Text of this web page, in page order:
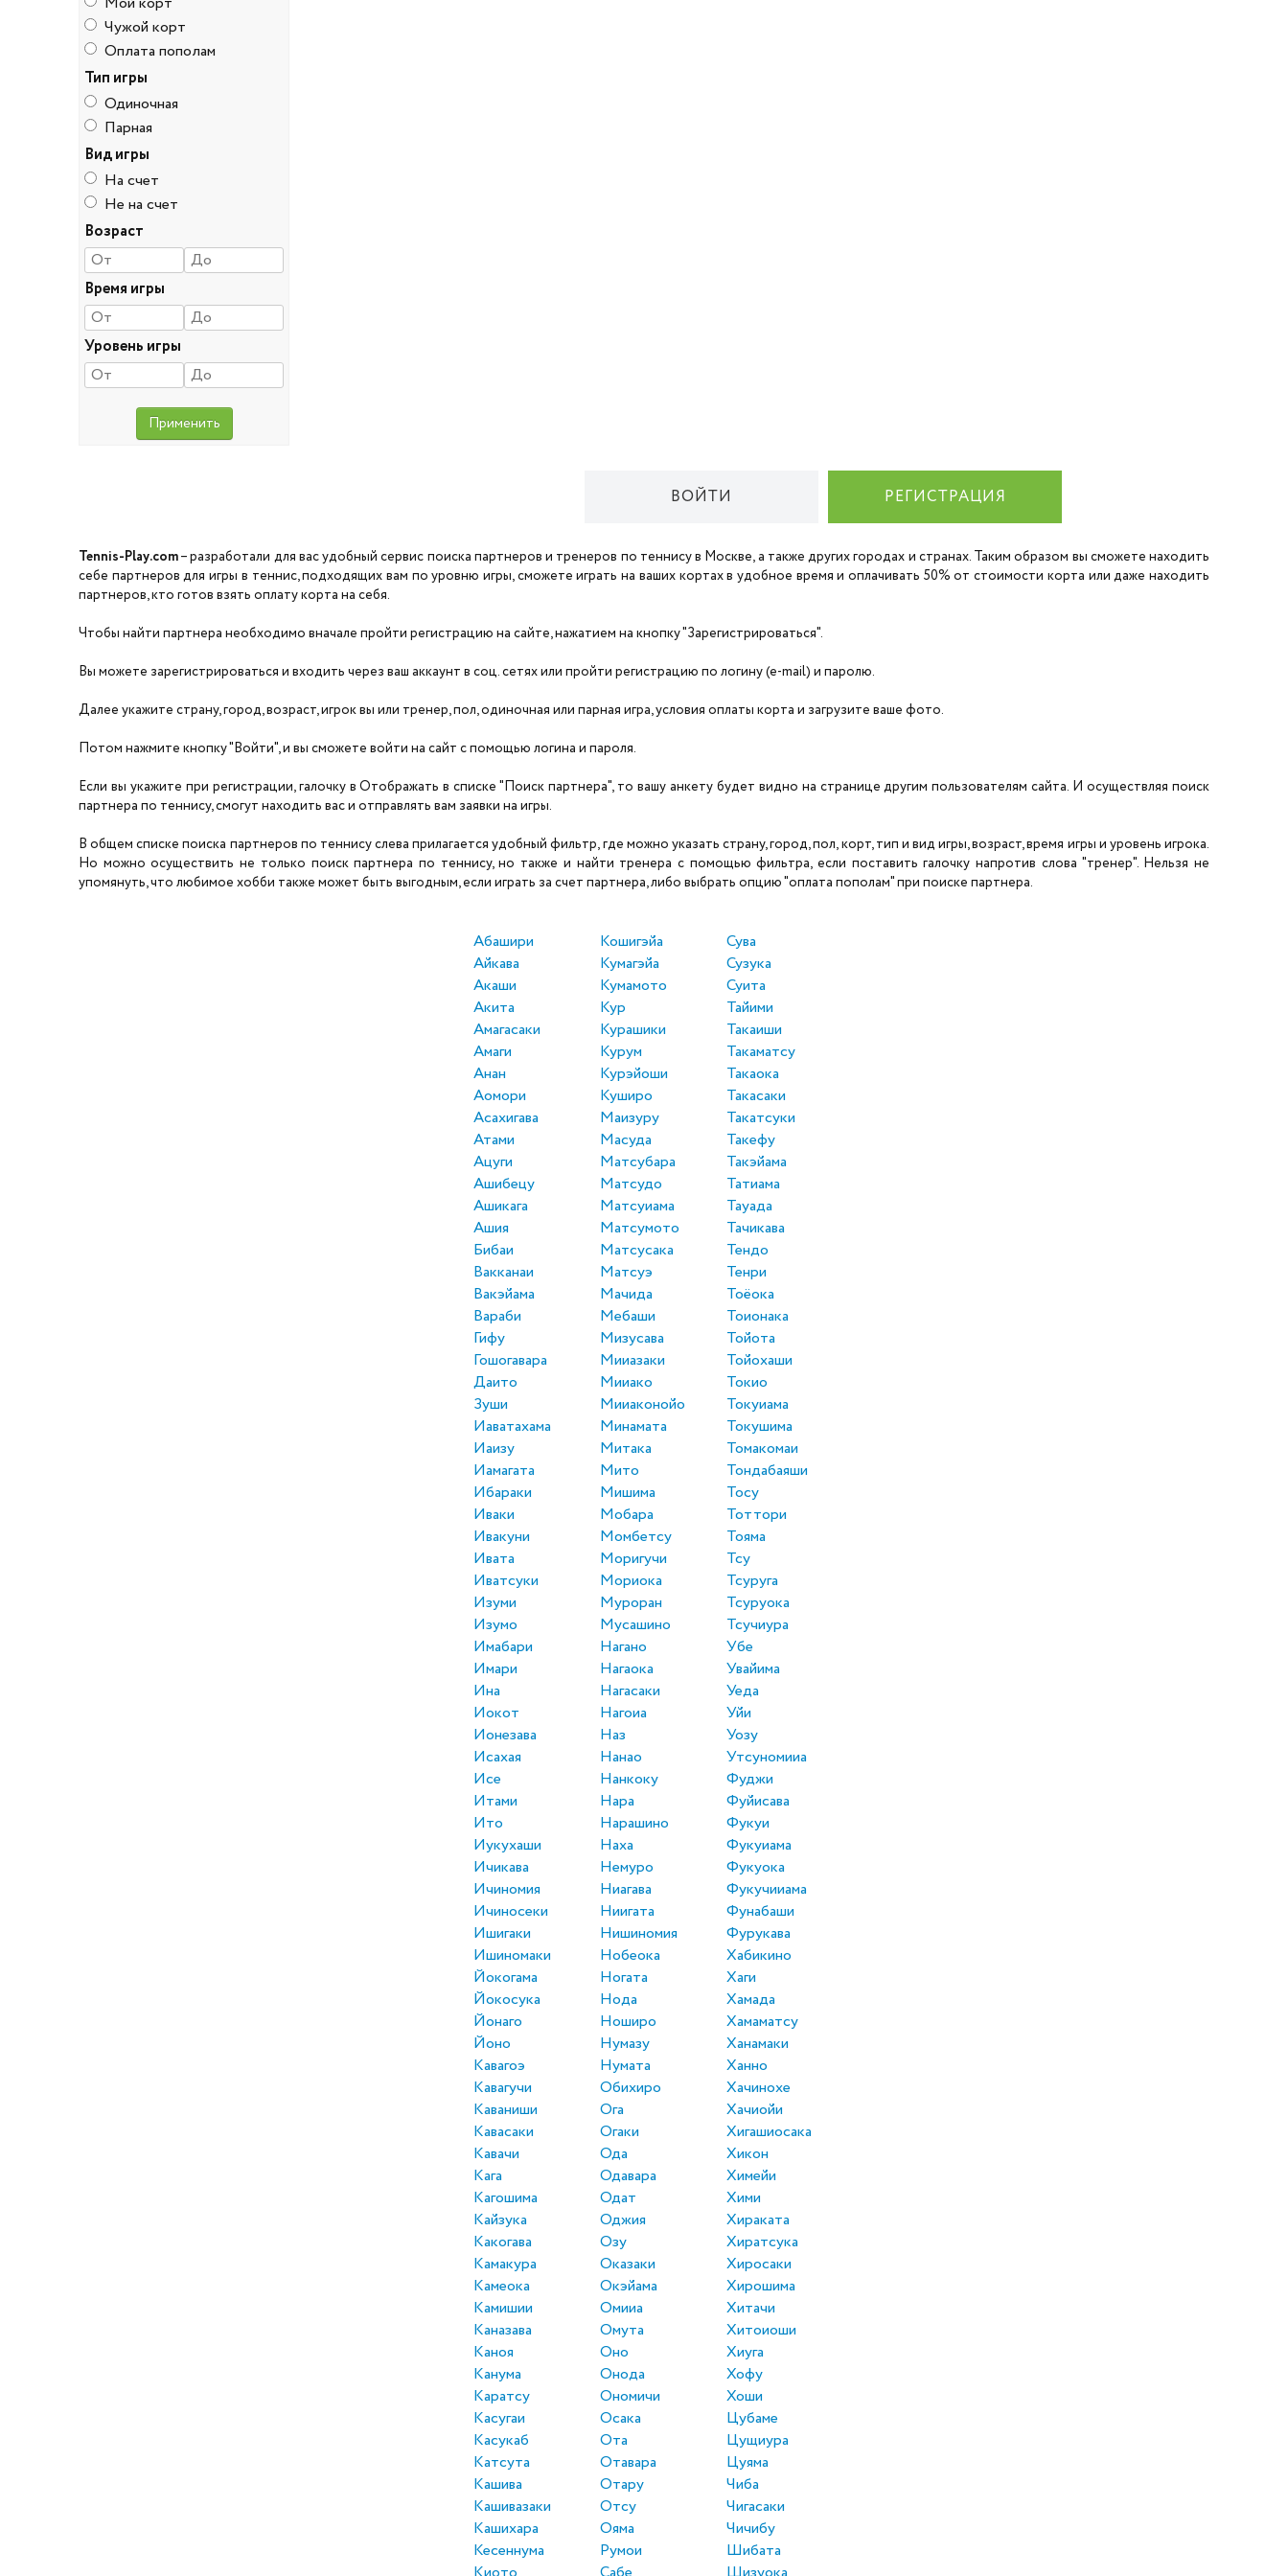
Чужой корт
Оплата пополам
Тип игры
Одиночная
Парная
Вид игры
На счет
Не на счет
Возраст
Время игры
Уровень игры
РЕГИСТРАЦИЯ
ВОЙТИ
Tennis-Play.com– разработали для вас удобный сервис поиска партнеров и тренеров по теннису в Москве, а также других городах и странах. Таким образом вы сможете находить
себе партнеров для игры в теннис, подходящих вам по уровню игры, сможете играть на ваших кортах в удобное время и оплачивать 50% от стоимости корта или даже находить
партнеров, кто готов взять оплату корта на себя.
Чтобы найти партнера необходимо вначале пройти регистрацию на сайте, нажатием на кнопку "Зарегистрироваться".
Вы можете зарегистрироваться и входить через ваш аккаунт в соц. сетях или пройти регистрацию по логину (e-mail) и паролю.
Далее укажите страну, город, возраст, игрок вы или тренер, пол, одиночная или парная игра, условия оплаты корта и загрузите ваше фото.
Потом нажмите кнопку "Войти", и вы сможете войти на сайт с помощью логина и пароля.
Если вы укажите при регистрации, галочку в Отображать в списке "Поиск партнера", то вашу анкету будет видно на странице другим пользователям сайта. И осуществляя поиск
партнера по теннису, смогут находить вас и отправлять вам заявки на игры.
В общем списке поиска партнеров по теннису слева прилагается удобный фильтр, где можно указать страну, город, пол, корт, тип и вид игры, возраст, время игры и уровень игрока.
Но можно осуществить не только поиск партнера по теннису, но также и найти тренера с помощью фильтра, если поставить галочку напротив слова "тренер". Нельзя не
упомянуть, что любимое хобби также может быть выгодным, если играть за счет партнера, либо выбрать опцию "оплата пополам" при поиске партнера.
Абашири
Айкава
Акаши
Акита
Амагасаки
Амаги
Анан
Аомори
Асахигава
Атами
Ацуги
Ашибецу
Ашикага
Ашия
Бибаи
Вакканаи
Вакэйама
Вараби
Гифу
Гошогавара
Даито
Зуши
Иаватахама
Иаизу
Иамагата
Ибараки
Иваки
Ивакуни
Ивата
Иватсуки
Изуми
Изумо
Имабари
Имари
Ина
Иокот
Ионезава
Исахая
Исе
Итами
Ито
Иукухаши
Ичикава
Ичиномия
Ичиносеки
Ишигаки
Ишиномаки
Йокогама
Йокосука
Йонаго
Йоно
Кавагоэ
Кавагучи
Каваниши
Кавасаки
Кавачи
Кага
Кагошима
Кайзука
Какогава
Камакура
Камеока
Камишии
Каназава
Каноя
Канума
Каратсу
Касугаи
Касукаб
Катсута
Кашива
Кашивазаки
Кашихара
Кесеннума
Кошигэйа
Кумагэйа
Кумамото
Кур
Курашики
Курум
Курэйоши
Куширо
Маизуру
Масуда
Матсубара
Матсудо
Матсуиама
Матсумото
Матсусака
Матсуэ
Мачида
Мебаши
Мизусава
Мииазаки
Мииако
Мииаконойо
Минамата
Митака
Мито
Мишима
Мобара
Момбетсу
Моригучи
Мориока
Муроран
Мусашино
Нагано
Нагаока
Нагасаки
Нагоиа
Наз
Нанао
Нанкоку
Нара
Нарашино
Наха
Немуро
Ниагава
Ниигата
Нишиномия
Нобеока
Ногата
Нода
Ноширо
Нумазу
Нумата
Обихиро
Ога
Огаки
Ода
Одавара
Одат
Оджия
Озу
Оказаки
Окэйама
Омииа
Омута
Оно
Онода
Ономичи
Осака
Ота
Отавара
Отару
Отсу
Ояма
Румои
Сува
Сузука
Суита
Тайими
Такаиши
Такаматсу
Такаока
Такасаки
Такатсуки
Такефу
Такэйама
Татиама
Тауада
Тачикава
Тендо
Тенри
Тоёока
Тоионака
Тойота
Тойохаши
Токио
Токуиама
Токушима
Томакомаи
Тондабаяши
Тосу
Тоттори
Тояма
Тсу
Тсуруга
Тсуруока
Тсучиура
Убе
Увайима
Уеда
Уйи
Уозу
Утсуномииа
Фуджи
Фуйисава
Фукуи
Фукуиама
Фукуока
Фукучииама
Фунабаши
Фурукава
Хабикино
Хаги
Хамада
Хамаматсу
Ханамаки
Ханно
Хачинохе
Хачиойи
Хигашиосака
Хикон
Химейи
Хими
Хираката
Хиратсука
Хиросаки
Хирошима
Хитачи
Хитоиоши
Хиуга
Хофу
Хоши
Цубаме
Цущиура
Цуяма
Чиба
Чигасаки
Чичибу
Шибата